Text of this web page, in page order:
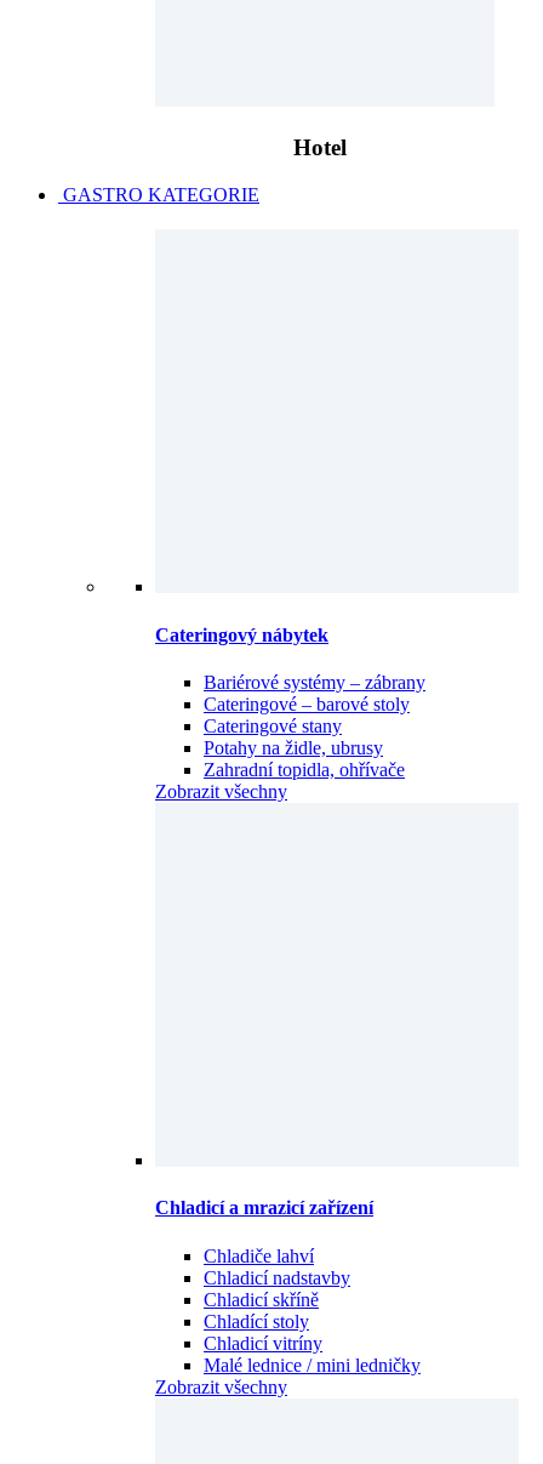
Hotel
GASTRO KATEGORIE
Cateringový nábytek
Bariérové systémy – zábrany
Cateringové – barové stoly
Cateringové stany
Potahy na židle, ubrusy
Zahradní topidla, ohřívače
Zobrazit všechny
Chladicí a mrazicí zařízení
Chladiče lahví
Chladicí nadstavby
Chladicí skříně
Chladící stoly
Chladicí vitríny
Malé lednice / mini ledničky
Zobrazit všechny